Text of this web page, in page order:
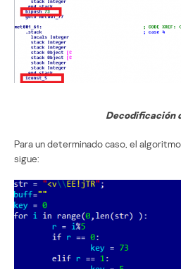
Decodificación
Para un determinado caso, el
sigue: